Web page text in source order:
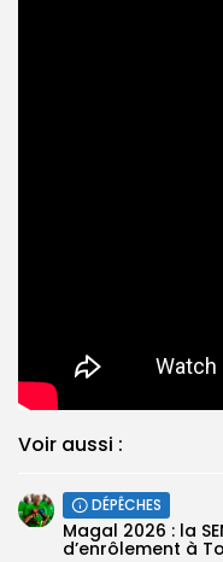
Voir aussi :
DÉPÊCHES
Magal 2026 : la
d’enrôlement à